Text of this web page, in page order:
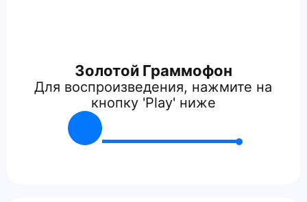
Золотой Граммофон
Для воспроизведения, нажмите на
кнопку 'Play' ниже